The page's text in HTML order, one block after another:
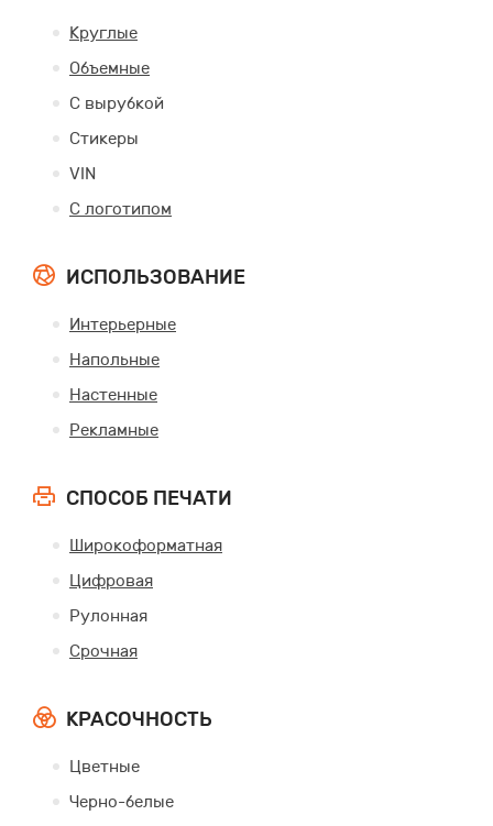
Круглые
Объемные
С вырубкой
Стикеры
VIN
С логотипом
ИСПОЛЬЗОВАНИЕ
Интерьерные
Напольные
Настенные
Рекламные
СПОСОБ ПЕЧАТИ
Широкоформатная
Цифровая
Рулонная
Срочная
КРАСОЧНОСТЬ
Цветные
Черно-белые